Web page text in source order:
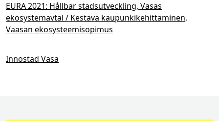
EURA 2021: Hållbar stadsutveckling, Vasas
ekosystemavtal / Kestävä kaupunkikehittäminen,
Vaasan ekosysteemisopimus
Innostad Vasa